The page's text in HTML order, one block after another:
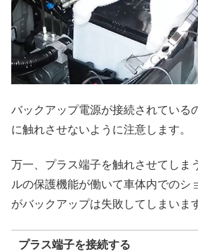
バックアップ電源が接続されている
に触れさせないように注意します。
万一、プラス端子を触れさせてしま
ルの保護機能が働いて車体内でのシ
がバックアップは失敗してしまいま
プラス端子を接続する